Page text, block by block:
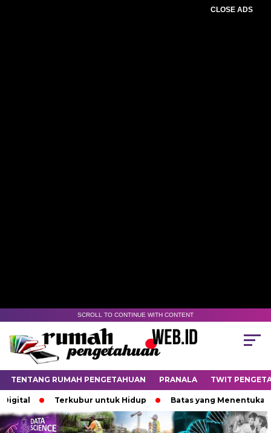
CLOSE ADS
SCROLL TO CONTINUE WITH CONTENT
TENTANG RUMAH PENGETAHUAN PRANALA TWIT
Terkubur untuk Hidup Batas yang Menentukan